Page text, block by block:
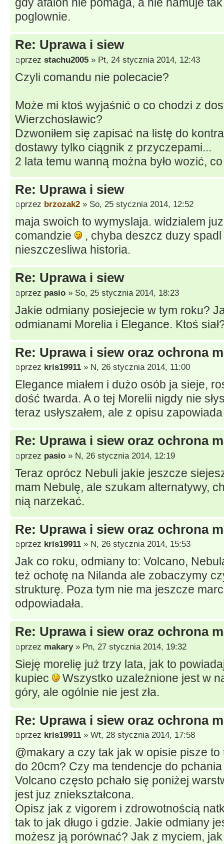
gdy afalon nie pomaga, a nie hamuje
poglownie.
Re: Uprawa i siew
przez stachu2005 » Pt, 24 stycznia 2014, 12:43
Czyli comandu nie polecacie?
Może mi ktoś wyjaśnić o co chodzi z
Wierzchosławic?
Dzwoniłem się zapisać na listę do
dostawy tylko ciągnik z przyczepami...
2 lata temu wanną można było wozić,
Re: Uprawa i siew
przez brzozak2 » So, 25 stycznia 2014, 12:52
maja swoich to wymyslaja. widzialem
comandzie
, chyba deszcz duzy
nieszczesliwa historia.
Re: Uprawa i siew
przez pasio » So, 25 stycznia 2014, 18:23
Jakie odmiany posiejecie w tym roku?
odmianami Morelia i Elegance. Ktoś
Re: Uprawa i siew oraz ochrona
przez kris19911 » N, 26 stycznia 2014, 11:00
Elegance miałem i dużo osób ja sieje,
dość twarda. A o tej Morelii nigdy nie
teraz usłyszałem, ale z opisu
Re: Uprawa i siew oraz ochrona
przez pasio » N, 26 stycznia 2014, 12:19
Teraz oprócz Nebuli jakie jeszcze
mam Nebulę, ale szukam alternatywy,
nią narzekać.
Re: Uprawa i siew oraz ochrona
przez kris19911 » N, 26 stycznia 2014, 15:53
Jak co roku, odmiany to: Volcano,
też ochotę na Nilanda ale zobaczymy
strukturę. Poza tym nie ma jeszcze
odpowiadała.
Re: Uprawa i siew oraz ochrona
przez makary» Pn, 27 stycznia 2014, 19:32
Sieję morelię już trzy lata, jak to
kupiec
Wszystko uzależnione jest w
góry, ale ogólnie nie jest zła.
Re: Uprawa i siew oraz ochrona
przez kris19911 » Wt, 28 stycznia 2014, 17:58
@makary a czy tak jak w opisie pisze
do 20cm? Czy ma tendencje do
Volcano często pchało się poniżej
jest juz zniekształcona.
Opisz jak z vigorem i zdrowotnością
tak to jak długo i gdzie. Jakie odmiany
możesz ją porównać? Jak z myciem,